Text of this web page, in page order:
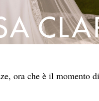
ora che è il momento